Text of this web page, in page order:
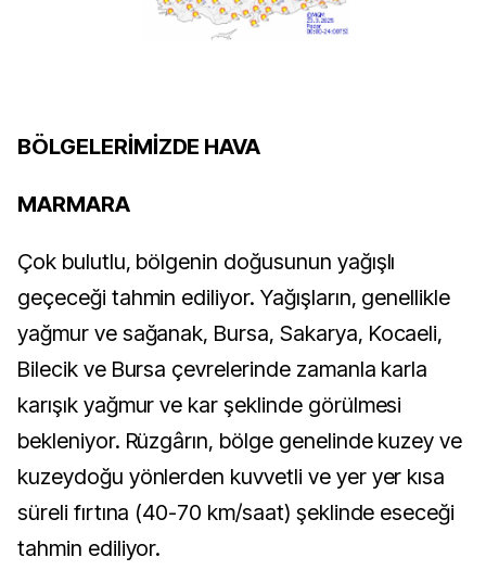
BÖLGELERİMİZDE HAVA
MARMARA
Çok bulutlu, bölgenin doğusunun yağışlı
geçeceği tahmin ediliyor. Yağışların, genellikle
yağmur ve sağanak, Bursa, Sakarya, Kocaeli,
Bilecik ve Bursa çevrelerinde zamanla karla
karışık yağmur ve kar şeklinde görülmesi
bekleniyor. Rüzgârın, bölge genelinde kuzey ve
kuzeydoğu yönlerden kuvvetli ve yer yer kısa
süreli fırtına (40-70 km/saat) şeklinde eseceği
tahmin ediliyor.